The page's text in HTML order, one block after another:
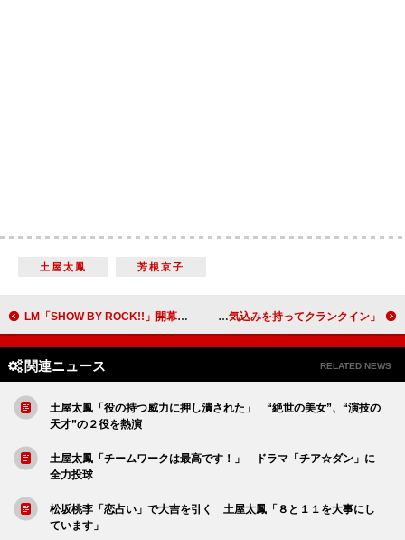
土屋太鳳 芳根京子
LM「SHOW BY ROCK!!」開幕 見どころは「迷宮にはまっていくさま」!? 北川景子“ヒットメーカー”野木亜紀子と初タッグ ネット記者役に「意気込みを持ってクランクイン」
関連ニュース RELATED NEWS
土屋太鳳「役の持つ威力に押し潰された」 “絶世の美女”、“演技の
天才”の２役を熱演
土屋太鳳「チームワークは最高です！」 ドラマ「チア☆ダン」に
全力投球
松坂桃李「恋占い」で大吉を引く 土屋太鳳「８と１１を大事にし
ています」